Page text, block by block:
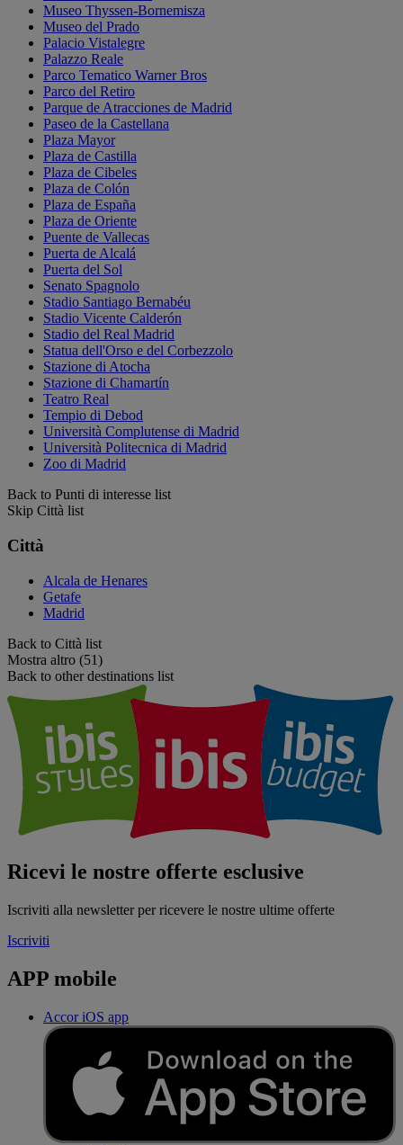
Museo Thyssen-Bornemisza
Museo del Prado
Palacio Vistalegre
Palazzo Reale
Parco Tematico Warner Bros
Parco del Retiro
Parque de Atracciones de Madrid
Paseo de la Castellana
Plaza Mayor
Plaza de Castilla
Plaza de Cibeles
Plaza de Colón
Plaza de España
Plaza de Oriente
Puente de Vallecas
Puerta de Alcalá
Puerta del Sol
Senato Spagnolo
Stadio Santiago Bernabéu
Stadio Vicente Calderón
Stadio del Real Madrid
Statua dell'Orso e del Corbezzolo
Stazione di Atocha
Stazione di Chamartín
Teatro Real
Tempio di Debod
Università Complutense di Madrid
Università Politecnica di Madrid
Zoo di Madrid
Back to Punti di interesse list
Skip Città list
Città
Alcala de Henares
Getafe
Madrid
Back to Città list
Mostra altro (51)
Back to other destinations list
Ricevi le nostre offerte esclusive
Iscriviti alla newsletter per ricevere le nostre ultime offerte
Iscriviti
APP mobile
Accor iOS app